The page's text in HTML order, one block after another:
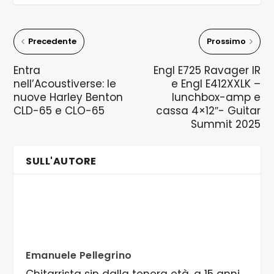
Precedente
Entra
nell’Acoustiverse: le
nuove Harley Benton
CLD-65 e CLO-65
Prossimo
Engl E725 Ravager IR
e Engl E412XXLK –
lunchbox-amp e
cassa 4×12″- Guitar
Summit 2025
SULL'AUTORE
Emanuele Pellegrino